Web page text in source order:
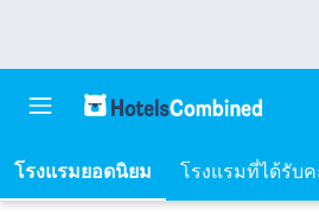
โรงแรมยอดนิยม โรงแรมที่ได้รับ